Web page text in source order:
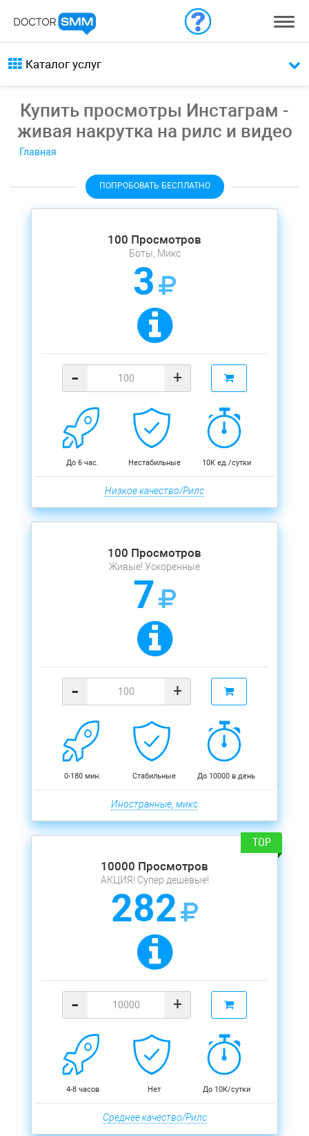
Каталог услуг
Купить просмотры Инстаграм -
живая накрутка на рилс и видео
Главная
ПОПРОБОВАТЬ БЕСПЛАТНО
100 Просмотров
Боты, Микс
3
- +
До 6 час. Нестабильные 10К ед./сутки
Низкое качество/Рилс
100 Просмотров
Живые! Ускоренные
7
- +
0-180 мин. Стабильные До 10000 в день
Иностранные, микс
10000 Просмотров
АКЦИЯ! Супер дешёвые!
282
- +
4-8 часов Нет До 10К/сутки
Среднее качество/Рилс